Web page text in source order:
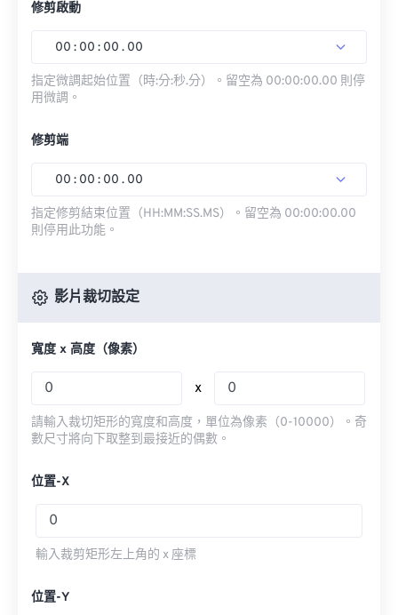
修剪啟動
00 : 00 : 00 . 00
指定微調起始位置（時:分:秒.分）。留空為 00:00:00.00 則停
用微調。
修剪端
00 : 00 : 00 . 00
指定修剪結束位置（HH:MM:SS.MS）。留空為 00:00:00.00
則停用此功能。
影片裁切設定
寬度 x 高度（像素）
x
請輸入裁切矩形的寬度和高度，單位為像素（0-10000）。奇
數尺寸將向下取整到最接近的偶數。
位置-X
輸入裁剪矩形左上角的 x 座標
位置-Y